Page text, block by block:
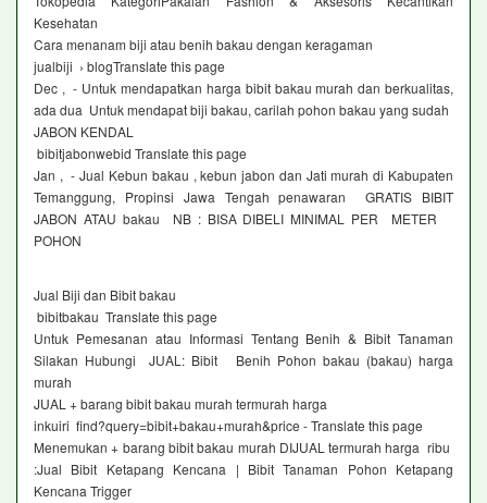
Kesehatan
Cara menanam biji atau benih bakau dengan keragaman
jualbiji › blogTranslate this page
Dec , - Untuk mendapatkan harga bibit bakau murah dan berkualitas,
ada dua Untuk mendapat biji bakau, carilah pohon bakau yang sudah
JABON KENDAL
bibitjabonwebid Translate this page
Jan , - Jual Kebun bakau , kebun jabon dan Jati murah di Kabupaten
Temanggung, Propinsi Jawa Tengah penawaran GRATIS BIBIT
JABON ATAU bakau NB : BISA DIBELI MINIMAL PER METER
POHON
Jual Biji dan Bibit bakau
bibitbakau Translate this page
Untuk Pemesanan atau Informasi Tentang Benih & Bibit Tanaman
Silakan Hubungi JUAL: Bibit Benih Pohon bakau (bakau) harga
murah
JUAL + barang bibit bakau murah termurah harga
inkuiri find?query=bibit+bakau+murah&price - Translate this page
Menemukan + barang bibit bakau murah DIJUAL termurah harga ribu
:Jual Bibit Ketapang Kencana | Bibit Tanaman Pohon Ketapang
Kencana Trigger